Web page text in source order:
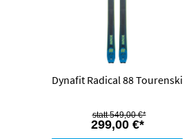
Dynafit Radical 88 Tourenski
299,00 €*
549,00 €*